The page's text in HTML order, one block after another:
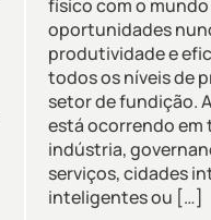
físico com o
oportunidades
produtividade e
todos os níveis de
setor de fundição.
está ocorrendo em
indústria,
serviços, cidades
inteligentes ou […]